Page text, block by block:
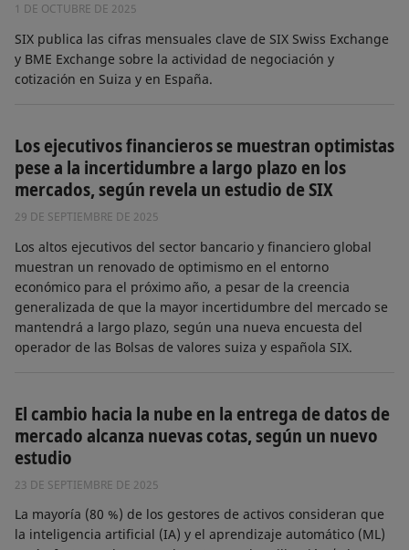
1 DE OCTUBRE DE 2025
SIX publica las cifras mensuales clave de SIX Swiss Exchange
y BME Exchange sobre la actividad de negociación y
cotización en Suiza y en España.
Los ejecutivos financieros se muestran optimistas
pese a la incertidumbre a largo plazo en los
mercados, según revela un estudio de SIX
29 DE SEPTIEMBRE DE 2025
Los altos ejecutivos del sector bancario y financiero global
muestran un renovado de optimismo en el entorno
económico para el próximo año, a pesar de la creencia
generalizada de que la mayor incertidumbre del mercado se
mantendrá a largo plazo, según una nueva encuesta del
operador de las Bolsas de valores suiza y española SIX.
El cambio hacia la nube en la entrega de datos de
mercado alcanza nuevas cotas, según un nuevo
estudio
23 DE SEPTIEMBRE DE 2025
La mayoría (80 %) de los gestores de activos consideran que
la inteligencia artificial (IA) y el aprendizaje automático (ML)